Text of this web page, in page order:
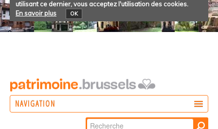
utilisant ce dernier, vous acceptez l'utilisation des cookies.
En savoir plus
OK
NAVIGATION
Chercher par